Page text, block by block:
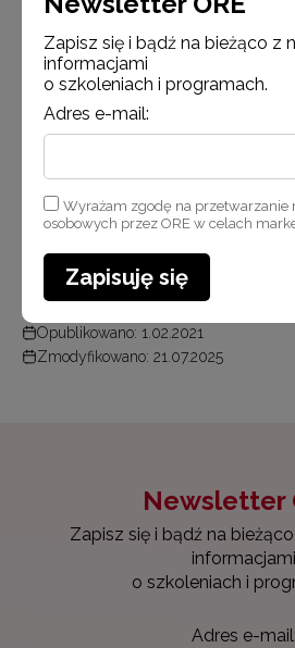
źródła:
Urząd do Spraw
Represjonowanych
Muzeum II Wojny
Polskie Radio
Instytut Pamięci Narodowej
Film Polski
Opublikowano: 1.02.2021
Zmodyfikowano: 21.07.2025
Newsletter
Zapisz się i bądź na
informacjami
o szkoleniach i
Adres e-mail:
Zapisz się i bądź na bieżąco z
informacjami
o szkoleniach i programach.
Adres e-mail:
Wyrażam zgodę na przetwarzanie
osobowych przez ORE w celach
Zapisuję się